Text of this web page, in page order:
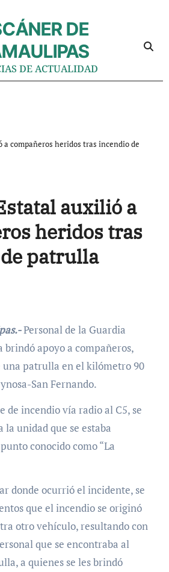
DE
DE ACTUALIDAD
compañeros heridos tras incendio de
auxilió a
heridos tras
patrulla
Personal de la Guardia
brindó apoyo a compañeros,
una patrulla en el kilómetro 90
San Fernando.
de incendio vía radio al C5, se
unidad que se estaba
conocido como “La
donde ocurrió el incidente, se
que el incendio se originó
otro vehículo, resultando con
que se encontraba al
a quienes se les brindó